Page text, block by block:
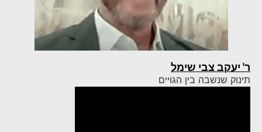
ר' יעקב צבי שימל
תינוק שנשבה בין הגויים